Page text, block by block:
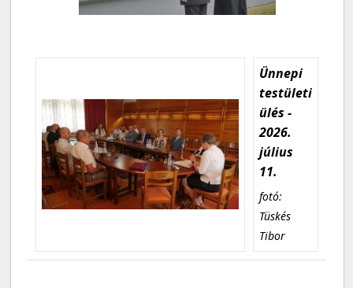
Ünnepi
testületi
ülés -
2026.
július
11.
fotó:
Tüskés
Tibor